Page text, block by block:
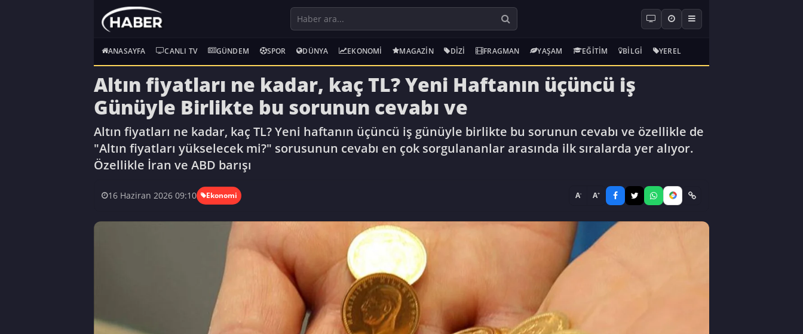
ANASAYFA CANLI TV GÜNDEM SPOR DÜNYA EKONOMI MAGAZIN DIZI FRAGMAN YAŞAM EĞITIM BILGI YEREL
Altın fiyatları ne kadar, kaç TL? Yeni Haftanın üçüncü iş
Günüyle Birlikte bu sorunun cevabı ve
Altın fiyatları ne kadar, kaç TL? Yeni haftanın üçüncü iş günüyle birlikte bu sorunun cevabı ve özellikle de
"Altın fiyatları yükselecek mi?" sorusunun cevabı en çok sorgulananlar arasında ilk sıralarda yer alıyor.
Özellikle İran ve ABD barışı
16 Haziran 2026 09:10 Ekonomi A- A+